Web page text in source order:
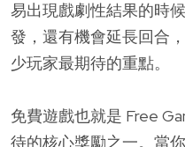
易出現戲劇性結果的時
發，還有機會延長回合
少玩家最期待的重點。
免費遊戲也就是 Free
待的核心獎勵之一。當